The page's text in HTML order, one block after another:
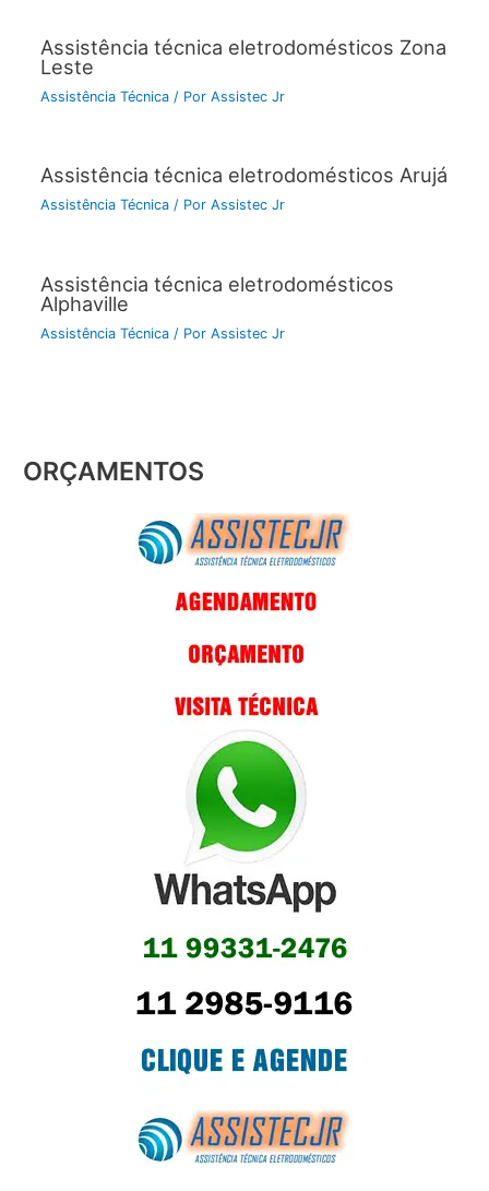
Assistência técnica eletrodomésticos Zona
Leste
Assistência Técnica/ Por Assistec Jr
Assistência técnica eletrodomésticos Arujá
Assistência Técnica/ Por Assistec Jr
Assistência técnica eletrodomésticos
Alphaville
Assistência Técnica/ Por Assistec Jr
ORÇAMENTOS